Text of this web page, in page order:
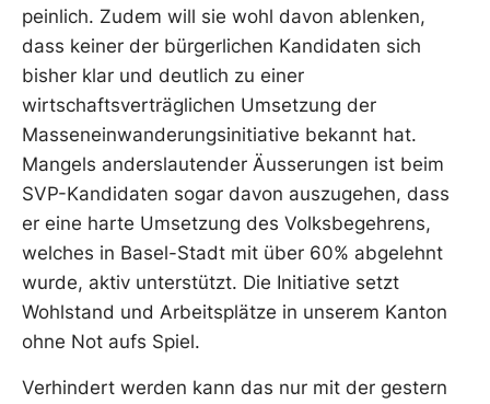
peinlich. Zudem will sie wohl davon ablenken,
dass keiner der bürgerlichen Kandidaten sich
bisher klar und deutlich zu einer
wirtschaftsverträglichen Umsetzung der
Masseneinwanderungsinitiative bekannt hat.
Mangels anderslautender Äusserungen ist beim
SVP-Kandidaten sogar davon auszugehen, dass
er eine harte Umsetzung des Volksbegehrens,
welches in Basel-Stadt mit über 60% abgelehnt
wurde, aktiv unterstützt. Die Initiative setzt
Wohlstand und Arbeitsplätze in unserem Kanton
ohne Not aufs Spiel.
Verhindert werden kann das nur mit der gestern